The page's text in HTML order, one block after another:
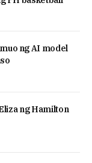
ng AI model
ng Hamilton